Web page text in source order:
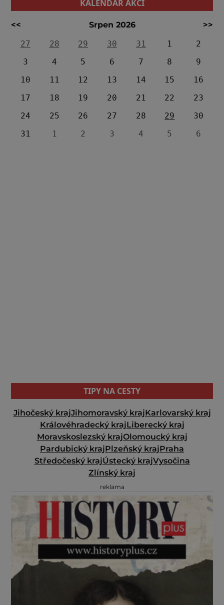
KALENDÁŘ AKCÍ
<< Srpen 2026
>>
27
28 29 30 31 1
2
3
4 5 6 7 8
9
10
11 12 13 14 15
16
17
18 19 20 21 22
23
24
25 26 27 28 29
30
31
1 2 3 4 5 6
TIPY NA CESTY
Jihočeský krajJihomoravský krajKarlovarský kraj
Královéhradecký krajLiberecký kraj
Moravskoslezský krajOlomoucký kraj
Pardubický krajPlzeňský krajPraha
Středočeský krajÚstecký krajVysočina
Zlínský kraj
reklama